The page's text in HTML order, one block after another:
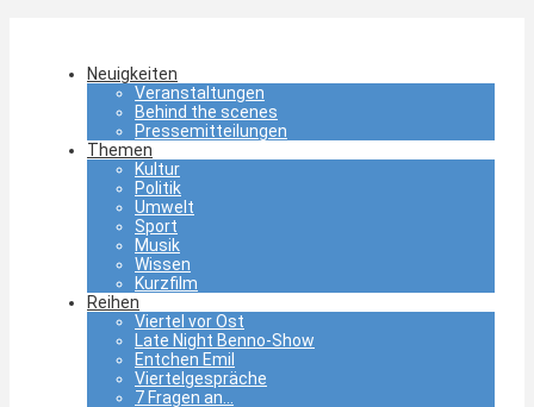
Neuigkeiten
Veranstaltungen
Behind the scenes
Pressemitteilungen
Themen
Kultur
Politik
Umwelt
Sport
Musik
Wissen
Kurzfilm
Reihen
Viertel vor Ost
Late Night Benno-Show
Entchen Emil
Viertelgespräche
7 Fragen an…